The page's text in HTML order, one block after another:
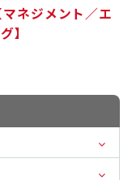
ネジメント／エ
】